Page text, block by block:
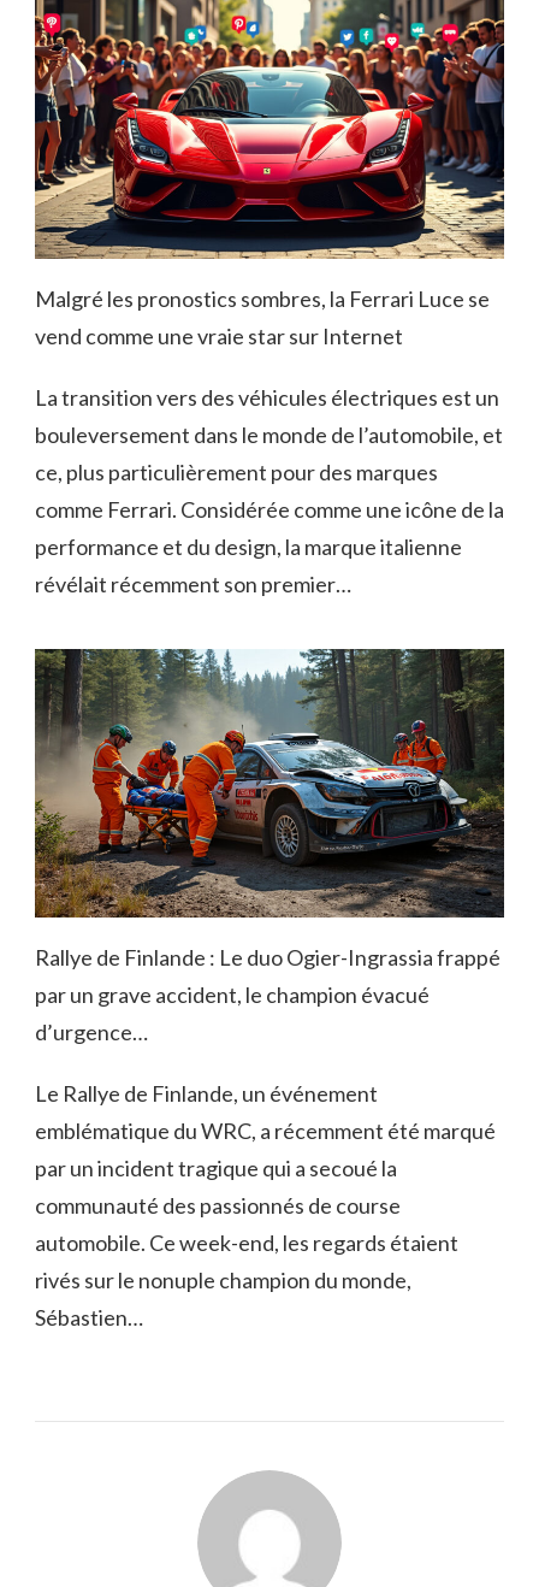
Malgré les pronostics sombres, la Ferrari Luce se
vend comme une vraie star sur Internet
La transition vers des véhicules électriques est un
bouleversement dans le monde de l’automobile, et
ce, plus particulièrement pour des marques
comme Ferrari. Considérée comme une icône de la
performance et du design, la marque italienne
révélait récemment son premier…
Rallye de Finlande : Le duo Ogier-Ingrassia frappé
par un grave accident, le champion évacué
d’urgence…
Le Rallye de Finlande, un événement
emblématique du WRC, a récemment été marqué
par un incident tragique qui a secoué la
communauté des passionnés de course
automobile. Ce week-end, les regards étaient
rivés sur le nonuple champion du monde,
Sébastien…